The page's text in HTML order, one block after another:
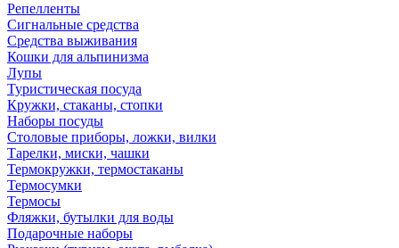
Репелленты
Сигнальные средства
Средства выживания
Кошки для альпинизма
Лупы
Туристическая посуда
Кружки, стаканы, стопки
Наборы посуды
Столовые приборы, ложки, вилки
Тарелки, миски, чашки
Термокружки, термостаканы
Термосумки
Термосы
Фляжки, бутылки для воды
Подарочные наборы